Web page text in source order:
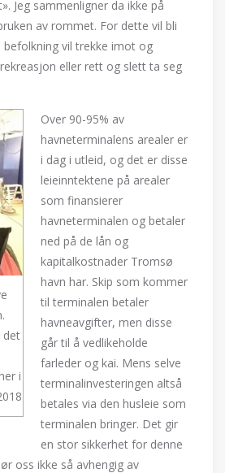
Jeg sammenligner da ikke på
av rommet. For dette vil bli
vil trekke imot og
eller rett og slett ta seg
det
i
Over 90-95% av
havneterminalens arealer er
i dag i utleid, og det er disse
leieinntektene på arealer
som finansierer
havneterminalen og betaler
ned på de lån og
kapitalkostnader Tromsø
havn har. Skip som kommer
til terminalen betaler
havneavgifter, men disse
går til å vedlikeholde
farleder og kai. Mens selve
terminalinvesteringen altså
betales via den husleie som
terminalen bringer. Det gir
en stor sikkerhet for denne
oss ikke så avhengig av